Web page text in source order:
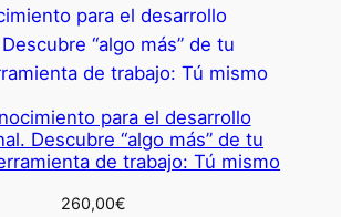
para el desarrollo
Descubre “algo más” de tu
de trabajo: Tú mismo
260,00€